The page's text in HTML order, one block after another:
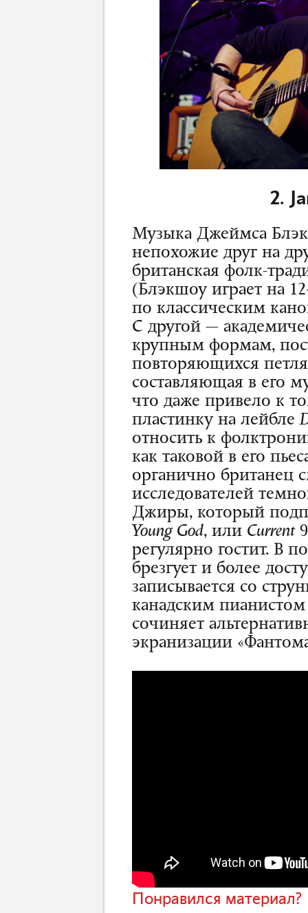
2.
Музыка Джеймса
непохожие друг на
британская фолк-
(Блэкшоу играет на
по классическим
С другой —
крупным формам,
повторяющихся
составляющая в его
что даже привело к
пластинку на лейбле
относить к
как таковой в его
органично британец
исследователей
Джиры, который
Young God, или Current
регулярно гостит. В
брезгует и более
записывается со
канадским
сочиняет
экранизации
Понравился